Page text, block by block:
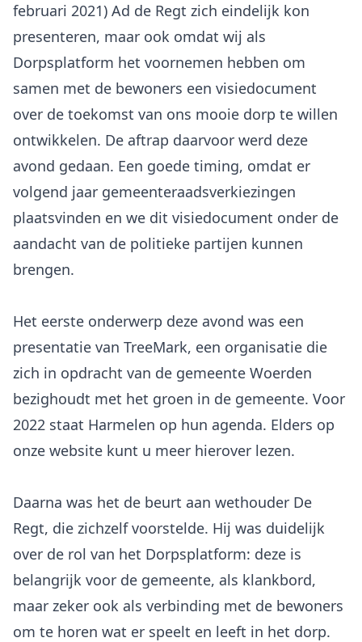
februari 2021) Ad de Regt zich eindelijk kon
presenteren, maar ook omdat wij als
Dorpsplatform het voornemen hebben om
samen met de bewoners een visiedocument
over de toekomst van ons mooie dorp te willen
ontwikkelen. De aftrap daarvoor werd deze
avond gedaan. Een goede timing, omdat er
volgend jaar gemeenteraadsverkiezingen
plaatsvinden en we dit visiedocument onder de
aandacht van de politieke partijen kunnen
brengen.
Het eerste onderwerp deze avond was een
presentatie van TreeMark, een organisatie die
zich in opdracht van de gemeente Woerden
bezighoudt met het groen in de gemeente. Voor
2022 staat Harmelen op hun agenda. Elders op
onze website kunt u meer hierover lezen.
Daarna was het de beurt aan wethouder De
Regt, die zichzelf voorstelde. Hij was duidelijk
over de rol van het Dorpsplatform: deze is
belangrijk voor de gemeente, als klankbord,
maar zeker ook als verbinding met de bewoners
om te horen wat er speelt en leeft in het dorp.